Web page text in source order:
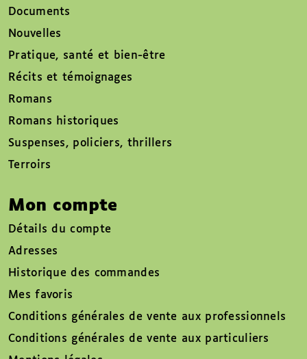
Documents
Nouvelles
Pratique, santé et bien-être
Récits et témoignages
Romans
Romans historiques
Suspenses, policiers, thrillers
Terroirs
Mon compte
Détails du compte
Adresses
Historique des commandes
Mes favoris
Conditions générales de vente aux professionnels
Conditions générales de vente aux particuliers